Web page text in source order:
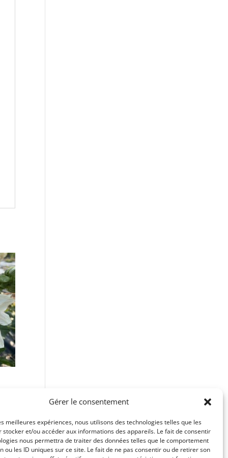
Gérer le consentement
meilleures expériences, nous utilisons des technologies telles que les
stocker et/ou accéder aux informations des appareils. Le fait de consentir
nous permettra de traiter des données telles que le comportement
ou les ID uniques sur ce site. Le fait de ne pas consentir ou de retirer son